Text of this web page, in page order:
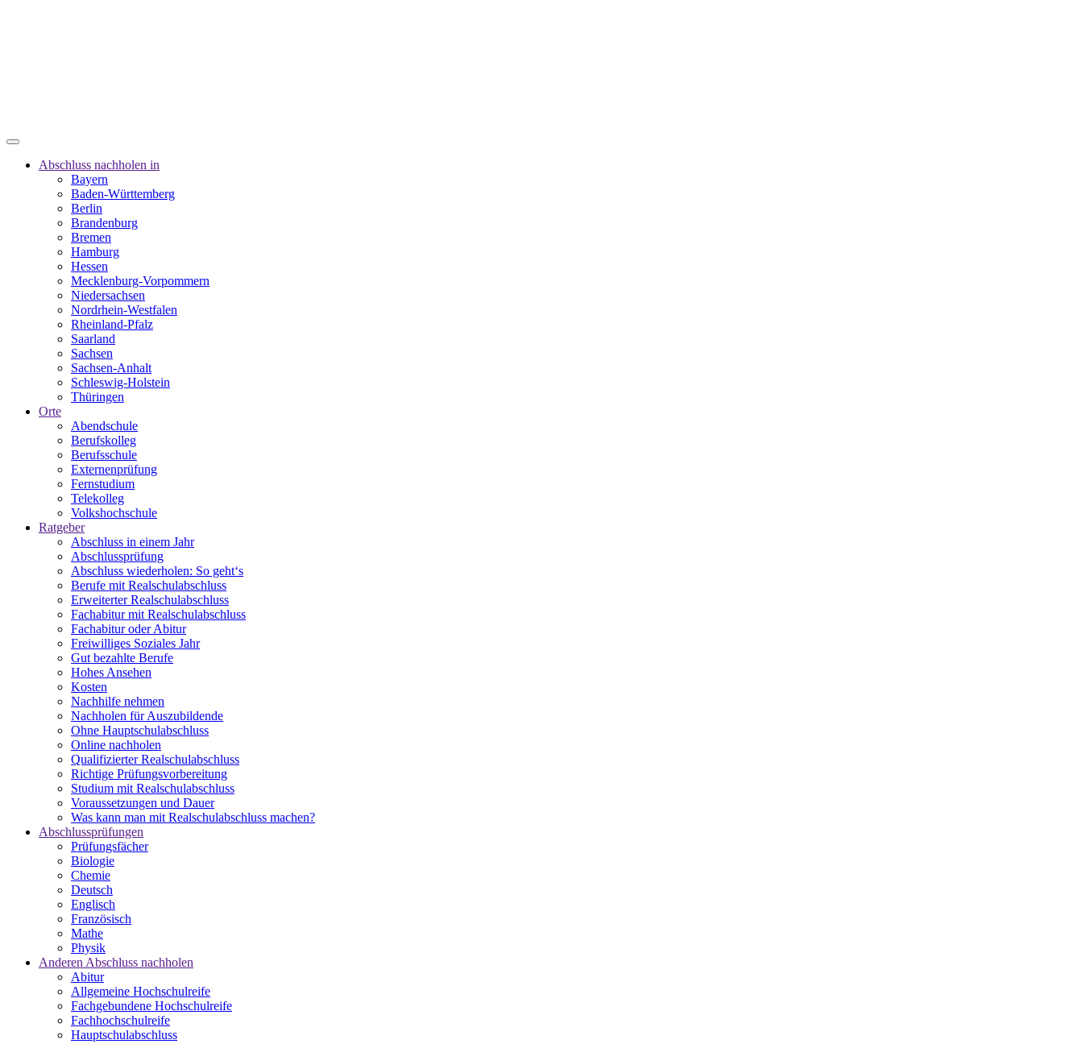
Abschluss nachholen in
Bayern
Baden-Württemberg
Berlin
Brandenburg
Bremen
Hamburg
Hessen
Mecklenburg-Vorpommern
Niedersachsen
Nordrhein-Westfalen
Rheinland-Pfalz
Saarland
Sachsen
Sachsen-Anhalt
Schleswig-Holstein
Thüringen
Orte
Abendschule
Berufskolleg
Berufsschule
Externenprüfung
Fernstudium
Telekolleg
Volkshochschule
Ratgeber
Abschluss in einem Jahr
Abschlussprüfung
Abschluss wiederholen: So geht‘s
Berufe mit Realschulabschluss
Erweiterter Realschulabschluss
Fachabitur mit Realschulabschluss
Fachabitur oder Abitur
Freiwilliges Soziales Jahr
Gut bezahlte Berufe
Hohes Ansehen
Kosten
Nachhilfe nehmen
Nachholen für Auszubildende
Ohne Hauptschulabschluss
Online nachholen
Qualifizierter Realschulabschluss
Richtige Prüfungsvorbereitung
Studium mit Realschulabschluss
Voraussetzungen und Dauer
Was kann man mit Realschulabschluss machen?
Abschlussprüfungen
Prüfungsfächer
Biologie
Chemie
Deutsch
Englisch
Französisch
Mathe
Physik
Anderen Abschluss nachholen
Abitur
Allgemeine Hochschulreife
Fachgebundene Hochschulreife
Fachhochschulreife
Hauptschulabschluss